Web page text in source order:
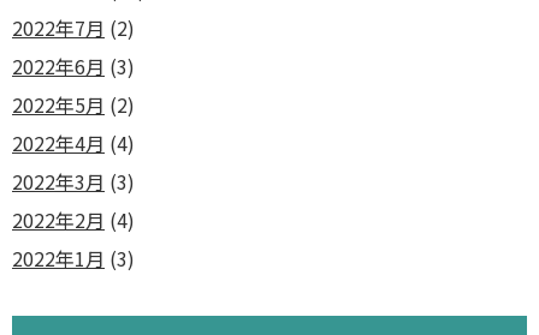
2022年7月 (2)
2022年6月 (3)
2022年5月 (2)
2022年4月 (4)
2022年3月 (3)
2022年2月 (4)
2022年1月 (3)